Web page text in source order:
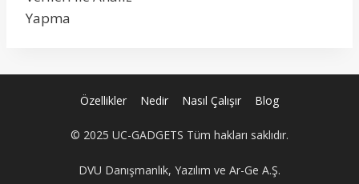
Yapma
Özellikler Nedir Nasıl Çalışır Blog
© 2025 UC-GADGETS Tüm hakları saklıdır.
DVU Danışmanlık, Yazılım ve Ar-Ge A.Ş.